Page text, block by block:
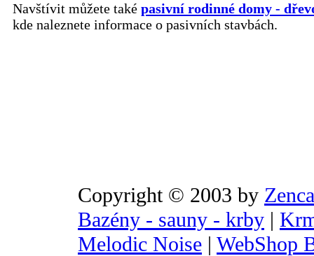
Navštívit můžete také pasivní rodinné domy -
kde naleznete informace o pasivních stavbách.
Copyright © 2003 by
Bazény - sauny - krby |
Melodic Noise | WebShop